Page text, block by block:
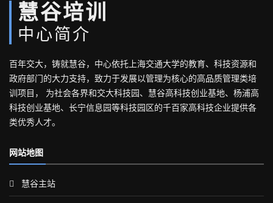
慧谷培训
中心简介
百年交大，铸就慧谷，中心依托上海交通大学的教育、科技资源和
政府部门的大力支持，致力于发展以管理为核心的高品质管理类培
训项目， 为社会各界和交大科技园、慧谷高科技创业基地、杨浦高
科技创业基地、长宁信息园等科技园区的千百家高科技企业提供各
类优秀人才。
网站地图
慧谷主站